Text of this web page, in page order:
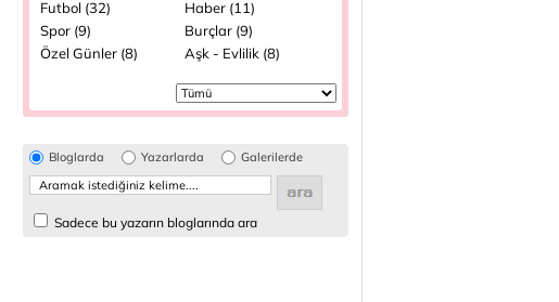
Futbol (32)
Haber (11)
Spor (9)
Burçlar (9)
Özel Günler (8)
Aşk - Evlilik (8)
Bloglarda Yazarlarda Galerilerde
Sadece bu yazarın bloglarında ara